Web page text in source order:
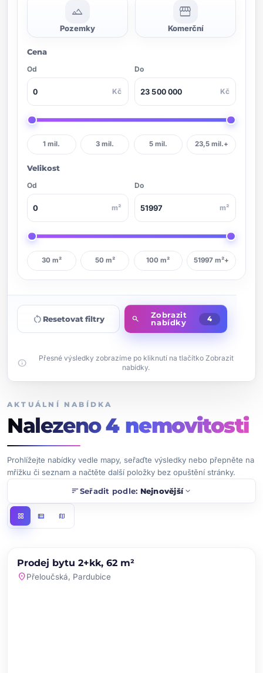
landscape
Pozemky
storefront
Komerční
Cena
Od
Kč
Do
Kč
1 mil. 3 mil. 5 mil. 23,5 mil.+
Velikost
Od
m²
Do
m²
30 m² 50 m² 100 m² 51997 m²+
restart_alt Resetovat filtry search
Zobrazit
nabídky
4
info
Přesné výsledky zobrazíme po kliknutí na tlačítko Zobrazit
nabídky.
AKTUÁLNÍ NABÍDKA
Nalezeno4 nemovitosti
Prohlížejte nabídky vedle mapy, seřaďte výsledky nebo přepněte na
mřížku či seznam a načtěte další položky bez opuštění stránky.
sortSeřadit podle: Nejnovějšíexpand_more
grid_view view_list map
PRODEJ
Prodej bytu 2+kk, 62 m²
location_onPřeloučská, Pardubice